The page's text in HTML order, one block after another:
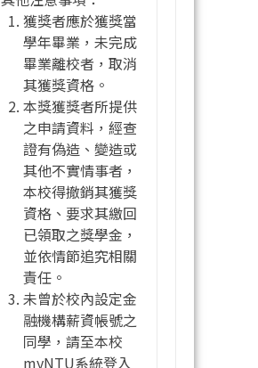
獲獎者應於獲獎當
學年畢業，未完成
畢業離校者，取消
其獲獎資格。
本獎獲獎者所提供
之申請資料，經查
證有偽造、變造或
其他不實情事者，
本校得撤銷其獲獎
資格、要求其繳回
已領取之獎學金，
並依情節追究相關
責任。
未曾於校內設定金
融機構薪資帳號之
同學，請至本校
myNTU系統登入